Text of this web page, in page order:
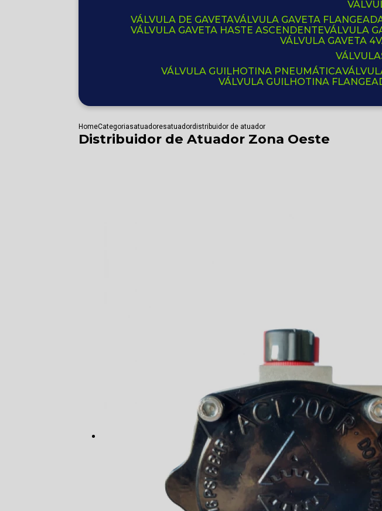
VÁLVULA DE GAVETA VÁLVULA GAVETA
VÁLVULA GAVETA HASTE ASCENDENTE VÁLVULA
VÁLVULA GAVETA 4
VÁLVULA GUILHOTINA PNEUMÁTICA
VÁLVULA GUILHOTINA
HomeCategoriasatuadoresatuadordistribuidor de atuador
Distribuidor de Atuador Zona Oeste